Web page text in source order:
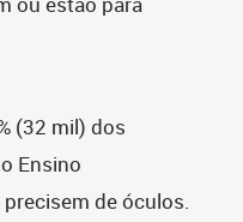
(32 mil) dos
Ensino
de óculos.